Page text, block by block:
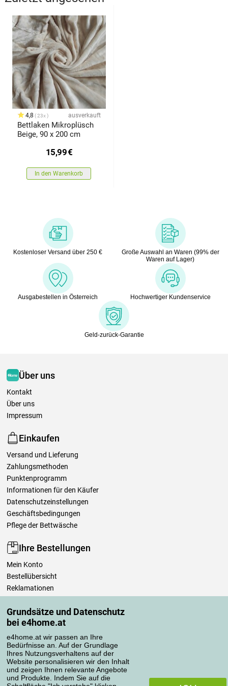
Grundsätze und Datenschutz
bei e4home.at
e4home.at wir passen an Ihre
Bedürfnisse an. Auf der Grundlage
Ihres Nutzungsverhaltens auf der
Website personalisieren wir den Inhalt
und zeigen Ihnen relevante Angebote
und Produkte. Indem Sie auf die
4,8 23x ausverkauft
Bettlaken Mikroplüsch
Beige, 90 x 200 cm
15,99€
In den Warenkorb
Kostenloser Versand über 250 €
Große Auswahl an Waren (99% der
Waren auf Lager)
Ausgabestellen in Österreich Hochwertiger Kundenservice
Geld-zurück-Garantie
Über uns
Kontakt
Über uns
Impressum
Einkaufen
Versand und Lieferung
Zahlungsmethoden
Punktenprogramm
Informationen für den Käufer
Datenschutzeinstellungen
Geschäftsbedingungen
Pflege der Bettwäsche
Ihre Bestellungen
Mein Konto
Bestellübersicht
Reklamationen
Einfach mehr wissen
Richtlinien zur Verarbeitung von Bewertungen
Transportarten